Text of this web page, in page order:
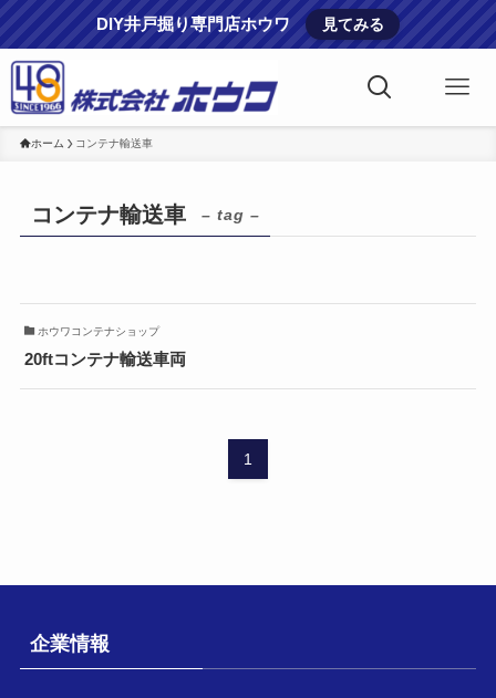
DIY井戸掘り専門店ホウワ 見てみる
ホーム コンテナ輸送車
コンテナ輸送車 – tag –
ホウワコンテナショップ
20ftコンテナ輸送車両
1
企業情報